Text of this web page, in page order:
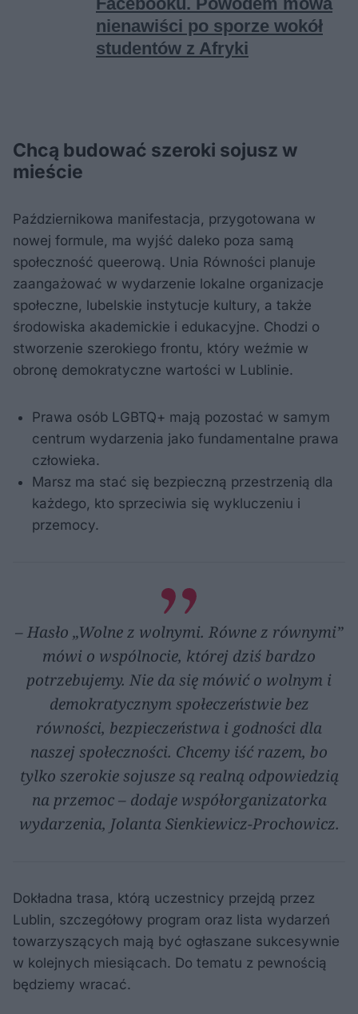
Chcą budować szeroki sojusz w
mieście
Październikowa manifestacja, przygotowana w
nowej formule, ma wyjść daleko poza samą
społeczność queerową. Unia Równości planuje
zaangażować w wydarzenie lokalne organizacje
społeczne, lubelskie instytucje kultury, a także
środowiska akademickie i edukacyjne. Chodzi o
stworzenie szerokiego frontu, który weźmie w
obronę demokratyczne wartości w Lublinie.
Prawa osób LGBTQ+ mają pozostać w samym
centrum wydarzenia jako fundamentalne prawa
człowieka.
Marsz ma stać się bezpieczną przestrzenią dla
każdego, kto sprzeciwia się wykluczeniu i
przemocy.
– Hasło „Wolne z wolnymi. Równe z równymi”
mówi o wspólnocie, której dziś bardzo
potrzebujemy. Nie da się mówić o wolnym i
demokratycznym społeczeństwie bez
równości, bezpieczeństwa i godności dla
naszej społeczności. Chcemy iść razem, bo
tylko szerokie sojusze są realną odpowiedzią
na przemoc – dodaje współorganizatorka
wydarzenia, Jolanta Sienkiewicz-Prochowicz.
Dokładna trasa, którą uczestnicy przejdą przez
Lublin, szczegółowy program oraz lista wydarzeń
towarzyszących mają być ogłaszane sukcesywnie
w kolejnych miesiącach. Do tematu z pewnością
będziemy wracać.